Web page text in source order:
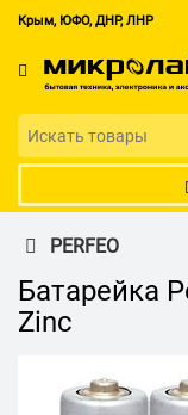
Крым, ЮФО, ДНР, ЛНР
PERFEO
Батарейка
Zinc